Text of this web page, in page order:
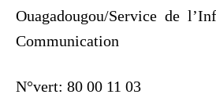
Ouagadougou/Service de
Communication
N°vert: 80 00 11 03